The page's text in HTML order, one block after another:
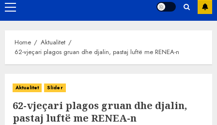
Primary
Menu
Home
Aktualitet
62-vjeçari plagos gruan dhe djalin, pastaj luftë me RENEA-n
Aktualitet Slider
62-vjeçari plagos gruan dhe djalin,
pastaj luftë me RENEA-n